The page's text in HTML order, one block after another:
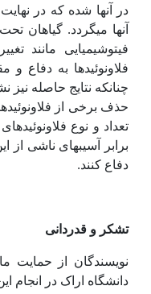
در آن‏ها شده که در
آنها می­گردد. گیاهان
فیتوشیمیایی مانند
فلاونوئیدها به دفاع و
حذف برخی از
تعداد و نوع
برابر آسیب­های ناشی از
دفاع کنند.
تشکر و قدردانی
نویسندگان از حمایت
دانشگاه اراک در انجام